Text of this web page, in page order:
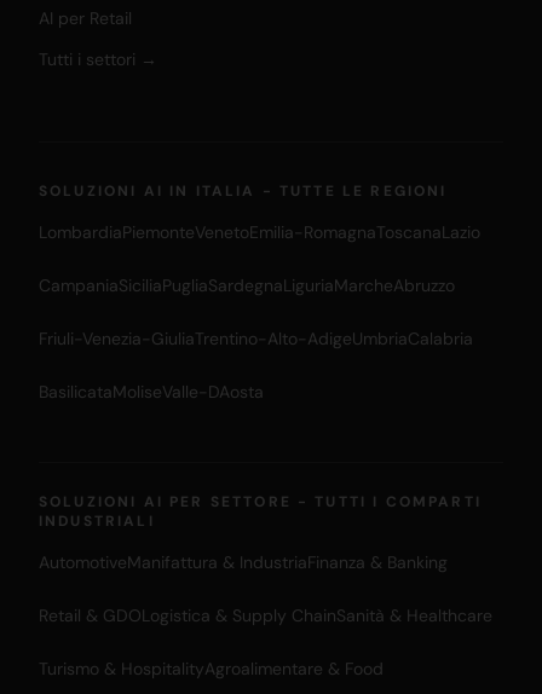
AI per Retail
Tutti i settori →
SOLUZIONI AI IN ITALIA - TUTTE LE REGIONI
LombardiaPiemonteVenetoEmilia-RomagnaToscanaLazio
CampaniaSiciliaPugliaSardegnaLiguriaMarcheAbruzzo
Friuli-Venezia-GiuliaTrentino-Alto-AdigeUmbriaCalabria
BasilicataMoliseValle-DAosta
SOLUZIONI AI PER SETTORE - TUTTI I COMPARTI
INDUSTRIALI
AutomotiveManifattura & IndustriaFinanza & Banking
Retail & GDOLogistica & Supply ChainSanità & Healthcare
Turismo & HospitalityAgroalimentare & Food